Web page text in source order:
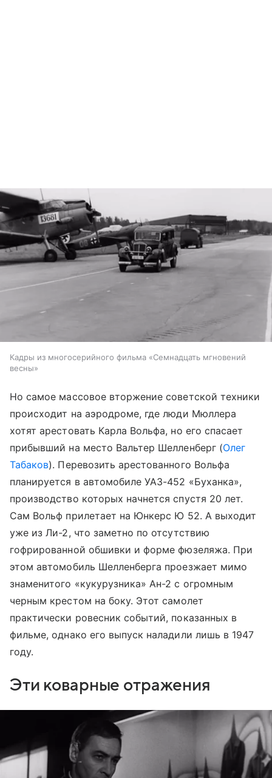
Кадры из многосерийного фильма «Семнадцать мгновений
весны»
Но самое массовое вторжение советской техники
происходит на аэродроме, где люди Мюллера
хотят арестовать Карла Вольфа, но его спасает
прибывший на место Вальтер Шелленберг (Олег
Табаков). Перевозить арестованного Вольфа
планируется в автомобиле УАЗ-452 «Буханка»,
производство которых начнется спустя 20 лет.
Сам Вольф прилетает на Юнкерс Ю 52. А выходит
уже из Ли-2, что заметно по отсутствию
гофрированной обшивки и форме фюзеляжа. При
этом автомобиль Шелленберга проезжает мимо
знаменитого «кукурузника» Ан-2 с огромным
черным крестом на боку. Этот самолет
практически ровесник событий, показанных в
фильме, однако его выпуск наладили лишь в 1947
году.
Эти коварные отражения